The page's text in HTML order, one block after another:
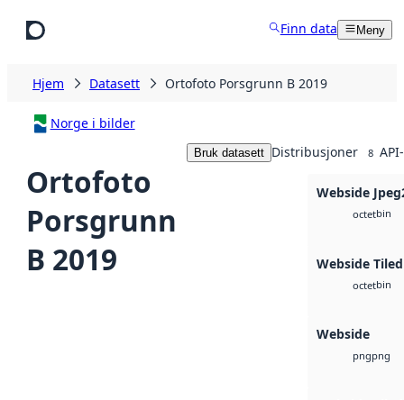
Finn data Meny
Hjem Datasett Ortofoto Porsgrunn B 2019
Norge i bilder
Ortofoto
Porsgrunn
B 2019
Bruk datasett Distribusjoner 8
Webside
octetbin
Webside
octetbin
Webside
pngpng